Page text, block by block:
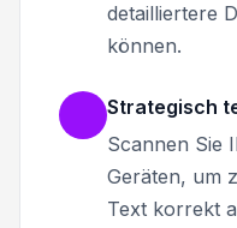
detailliertere
können.
Strategisch
Scannen Sie
Geräten, um
Text korrekt